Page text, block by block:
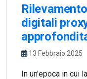
digitali
13 Febbraio 2025
In un'epoca in cui